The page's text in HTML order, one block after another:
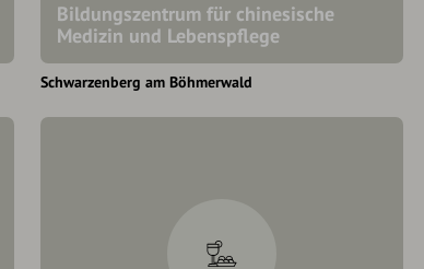
Bildungszentrum für chinesische
Medizin und Lebenspflege
Schwarzenberg am Böhmerwald